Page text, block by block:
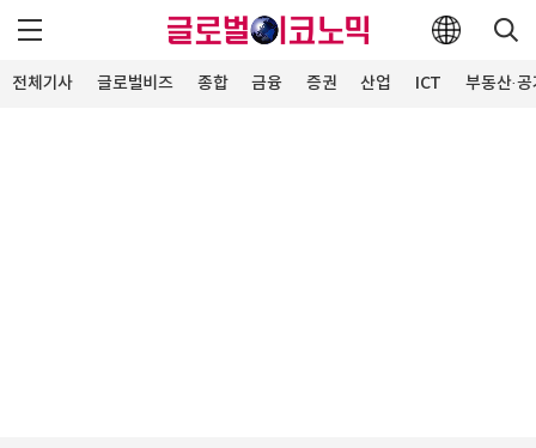
전체기사 글로벌비즈 종합 금융 증권 산업 ICT 부동산·